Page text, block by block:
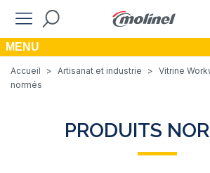
MENU
Accueil > Artisanat et industrie > Vitrine
normés
PRODUITS